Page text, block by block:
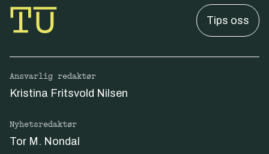
Tips oss
Ansvarlig redaktør
Kristina Fritsvold Nilsen
Nyhetsredaktør
Tor M. Nondal